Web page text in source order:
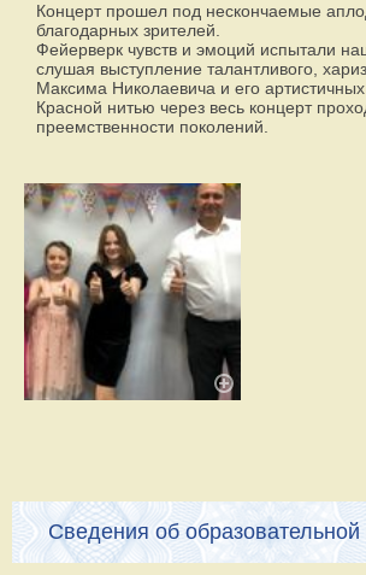
Концерт прошел под нескончаемые
благодарных зрителей.
Фейерверк чувств и эмоций испытали
слушая выступление талантливого,
Максима Николаевича и его артистичных
Красной нитью через весь концерт
преемственности поколений.
Сведения об образовательной